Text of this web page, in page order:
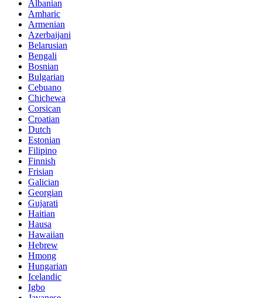
Albanian
Amharic
Armenian
Azerbaijani
Belarusian
Bengali
Bosnian
Bulgarian
Cebuano
Chichewa
Corsican
Croatian
Dutch
Estonian
Filipino
Finnish
Frisian
Galician
Georgian
Gujarati
Haitian
Hausa
Hawaiian
Hebrew
Hmong
Hungarian
Icelandic
Igbo